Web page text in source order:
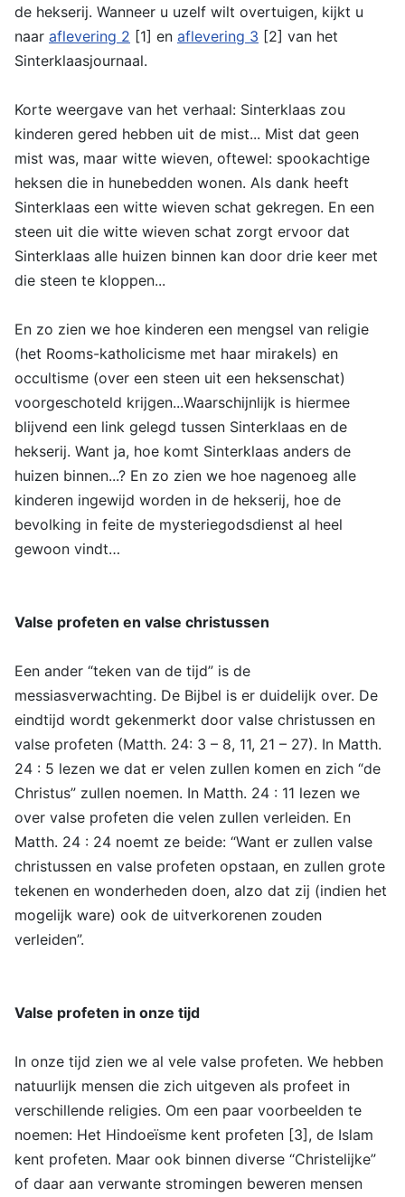
de hekserij. Wanneer u uzelf wilt overtuigen, kijkt u
naar aflevering 2 [1] en aflevering 3 [2] van het
Sinterklaasjournaal.
Korte weergave van het verhaal: Sinterklaas zou
kinderen gered hebben uit de mist... Mist dat geen
mist was, maar witte wieven, oftewel: spookachtige
heksen die in hunebedden wonen. Als dank heeft
Sinterklaas een witte wieven schat gekregen. En een
steen uit die witte wieven schat zorgt ervoor dat
Sinterklaas alle huizen binnen kan door drie keer met
die steen te kloppen...
En zo zien we hoe kinderen een mengsel van religie
(het Rooms-katholicisme met haar mirakels) en
occultisme (over een steen uit een heksenschat)
voorgeschoteld krijgen...Waarschijnlijk is hiermee
blijvend een link gelegd tussen Sinterklaas en de
hekserij. Want ja, hoe komt Sinterklaas anders de
huizen binnen...? En zo zien we hoe nagenoeg alle
kinderen ingewijd worden in de hekserij, hoe de
bevolking in feite de mysteriegodsdienst al heel
gewoon vindt…
Valse profeten en valse christussen
Een ander “teken van de tijd” is de
messiasverwachting. De Bijbel is er duidelijk over. De
eindtijd wordt gekenmerkt door valse christussen en
valse profeten (Matth. 24: 3 – 8, 11, 21 – 27). In Matth.
24 : 5 lezen we dat er velen zullen komen en zich “de
Christus” zullen noemen. In Matth. 24 : 11 lezen we
over valse profeten die velen zullen verleiden. En
Matth. 24 : 24 noemt ze beide: “Want er zullen valse
christussen en valse profeten opstaan, en zullen grote
tekenen en wonderheden doen, alzo dat zij (indien het
mogelijk ware) ook de uitverkorenen zouden
verleiden”.
Valse profeten in onze tijd
In onze tijd zien we al vele valse profeten. We hebben
natuurlijk mensen die zich uitgeven als profeet in
verschillende religies. Om een paar voorbeelden te
noemen: Het Hindoeïsme kent profeten [3], de Islam
kent profeten. Maar ook binnen diverse “Christelijke”
of daar aan verwante stromingen beweren mensen